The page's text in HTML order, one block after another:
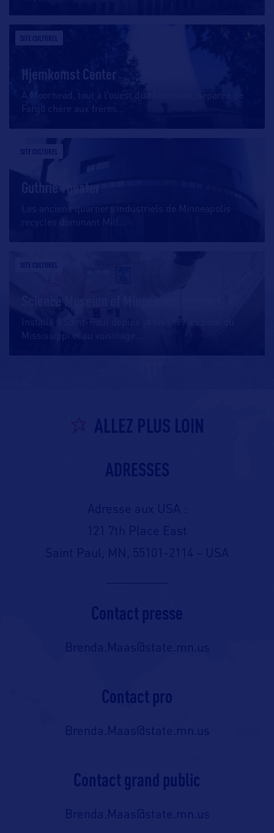
SITE CULTUREL
Hjemkomst Center
A Moorhead, tout à l’ouest du Minnesota, séparée de
Fargo chère aux frères
SITE CULTUREL
Les anciens quartiers industriels de Minneapolis
recyclés dominant Mill
SITE CULTUREL
Installé à Saint-Paul depuis la fin 1999 au bord du
Mississippi et au voisinage
ALLEZ PLUS LOIN
ADRESSES
Adresse aux USA :
121 7th Place East
Saint Paul, MN, 55101-2114 – USA
Contact presse
Brenda.Maas@state.mn.us
Contact pro
Brenda.Maas@state.mn.us
Contact grand public
Brenda.Maas@state.mn.us